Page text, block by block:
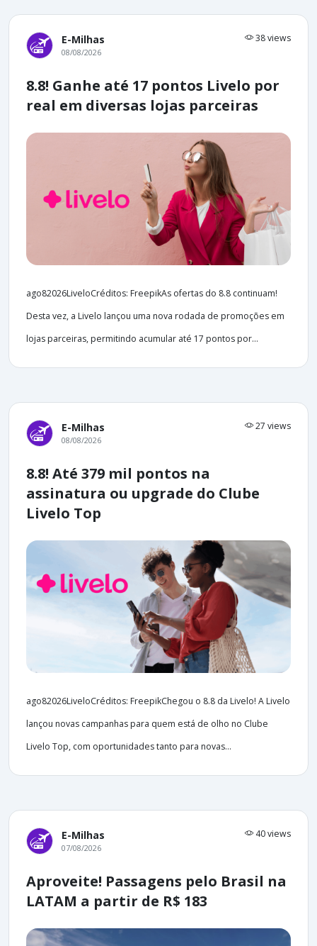
E-Milhas 38 views
08/08/2026
8.8! Ganhe até 17 pontos Livelo por
real em diversas lojas parceiras
ago82026LiveloCréditos: FreepikAs ofertas do 8.8 continuam!
Desta vez, a Livelo lançou uma nova rodada de promoções em
lojas parceiras, permitindo acumular até 17 pontos por...
E-Milhas 27 views
08/08/2026
8.8! Até 379 mil pontos na
assinatura ou upgrade do Clube
Livelo Top
ago82026LiveloCréditos: FreepikChegou o 8.8 da Livelo! A Livelo
lançou novas campanhas para quem está de olho no Clube
Livelo Top, com oportunidades tanto para novas...
E-Milhas 40 views
07/08/2026
Aproveite! Passagens pelo Brasil na
LATAM a partir de R$ 183